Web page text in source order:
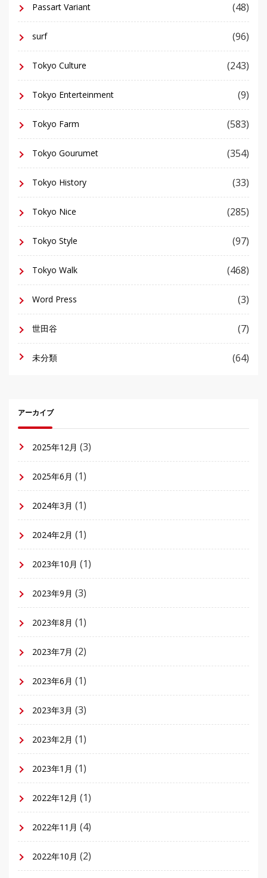
Passart Variant (48)
surf (96)
Tokyo Culture (243)
Tokyo Enterteinment (9)
Tokyo Farm (583)
Tokyo Gourumet (354)
Tokyo History (33)
Tokyo Nice (285)
Tokyo Style (97)
Tokyo Walk (468)
Word Press (3)
世田谷 (7)
未分類 (64)
アーカイブ
2025年12月 (3)
2025年6月 (1)
2024年3月 (1)
2024年2月 (1)
2023年10月 (1)
2023年9月 (3)
2023年8月 (1)
2023年7月 (2)
2023年6月 (1)
2023年3月 (3)
2023年2月 (1)
2023年1月 (1)
2022年12月 (1)
2022年11月 (4)
2022年10月 (2)